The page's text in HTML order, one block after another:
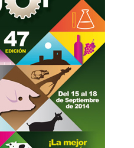
02/07/2026